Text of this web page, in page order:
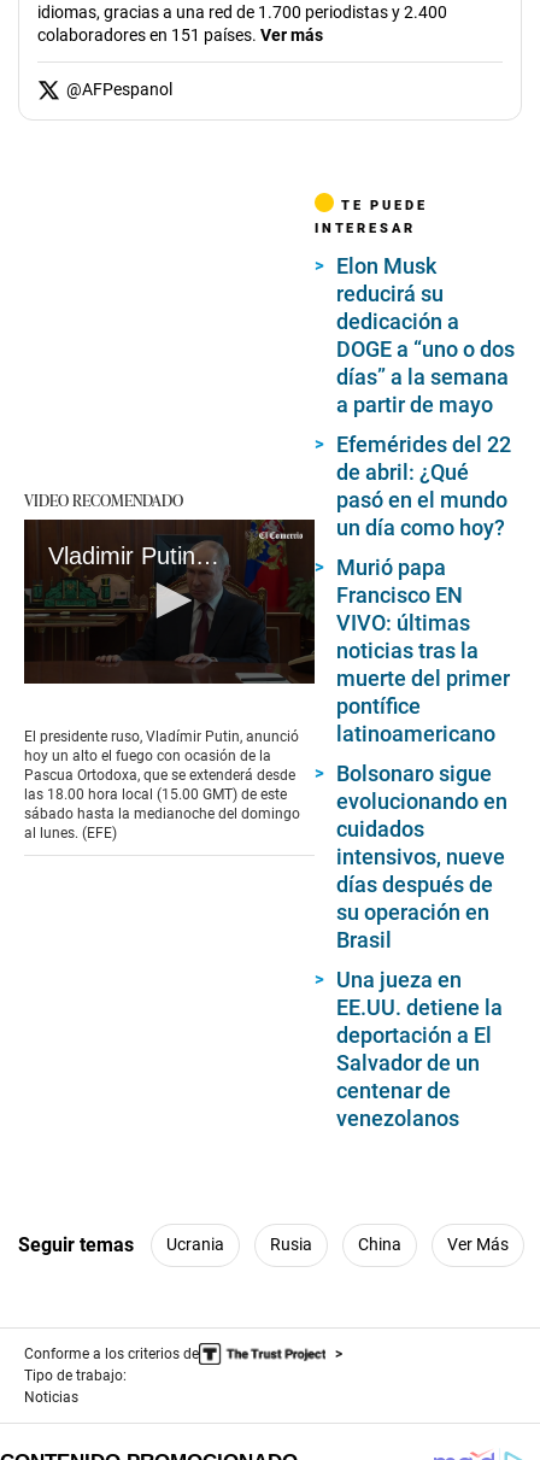
idiomas, gracias a una red de 1.700 periodistas y 2.400
colaboradores en 151 países. Ver más
@AFPespanol
VIDEO RECOMENDADO
Vladimir Putin anuncia una tregua pascual de con Ucrania
of
1
minute,
16
seconds
El presidente ruso, Vladímir Putin, anunció
hoy un alto el fuego con ocasión de la
Pascua Ortodoxa, que se extenderá desde
las 18.00 hora local (15.00 GMT) de este
sábado hasta la medianoche del domingo
al lunes. (EFE)
TE PUEDE
INTERESAR
Elon Musk
reducirá su
dedicación a
DOGE a “uno o dos
días” a la semana
a partir de mayo
Efemérides del 22
de abril: ¿Qué
pasó en el mundo
un día como hoy?
Murió papa
Francisco EN
VIVO: últimas
noticias tras la
muerte del primer
pontífice
latinoamericano
Bolsonaro sigue
evolucionando en
cuidados
intensivos, nueve
días después de
su operación en
Brasil
Una jueza en
EE.UU. detiene la
deportación a El
Salvador de un
centenar de
venezolanos
Seguir temas Ucrania Rusia China Ver Más
Conforme a los criterios de
Tipo de trabajo:
Noticias